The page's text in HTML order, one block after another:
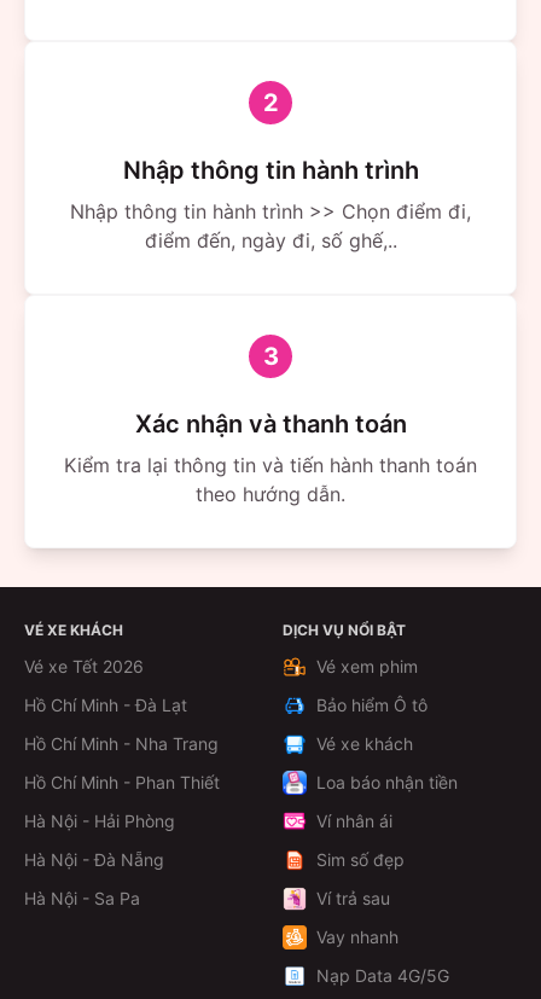
2
Nhập thông tin hành trình
Nhập thông tin hành trình >> Chọn điểm đi,
điểm đến, ngày đi, số ghế,..
3
Xác nhận và thanh toán
Kiểm tra lại thông tin và tiến hành thanh toán
theo hướng dẫn.
VÉ XE KHÁCH
Vé xe Tết 2026
Hồ Chí Minh - Đà Lạt
Hồ Chí Minh - Nha Trang
Hồ Chí Minh - Phan Thiết
Hà Nội - Hải Phòng
Hà Nội - Đà Nẵng
Hà Nội - Sa Pa
DỊCH VỤ NỔI BẬT
Vé xem phim
Bảo hiểm Ô tô
Vé xe khách
Loa báo nhận tiền
Ví nhân ái
Sim số đẹp
Ví trả sau
Vay nhanh
Nạp Data 4G/5G